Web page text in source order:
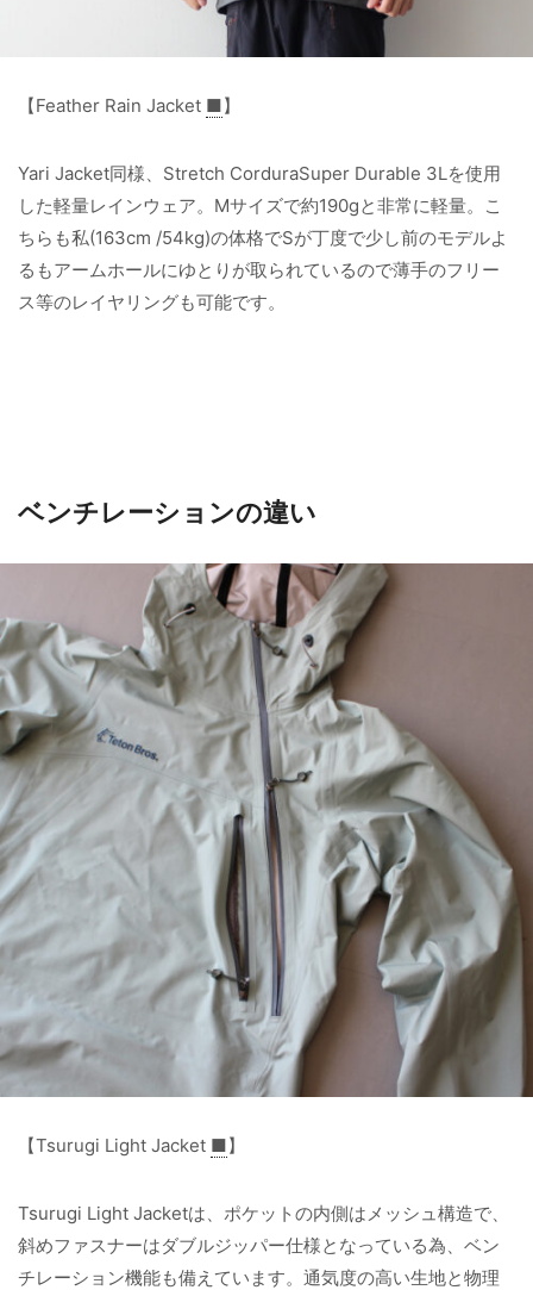
【Feather Rain Jacket ■】
Yari Jacket同様、Stretch CorduraSuper Durable 3Lを使用
した軽量レインウェア。Mサイズで約190gと非常に軽量。こ
ちらも私(163cm /54kg)の体格でSが丁度で少し前のモデルよ
るもアームホールにゆとりが取られているので薄手のフリー
ス等のレイヤリングも可能です。
ベンチレーションの違い
【Tsurugi Light Jacket ■】
Tsurugi Light Jacketは、ポケットの内側はメッシュ構造で、
斜めファスナーはダブルジッパー仕様となっている為、ベン
チレーション機能も備えています。通気度の高い生地と物理